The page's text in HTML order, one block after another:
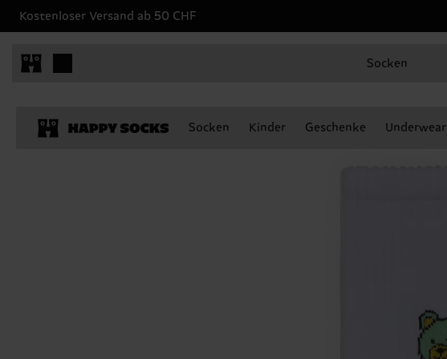
Kostenloser Versand ab 50 CHF
Socken
Socken Kinder Geschenke Underwear